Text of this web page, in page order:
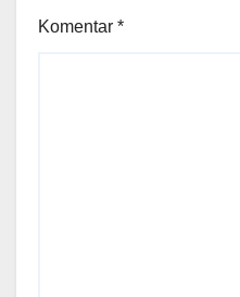
Komentar *